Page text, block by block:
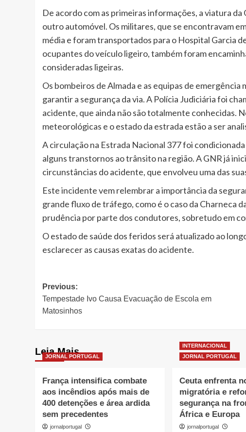
De acordo com as primeiras informações, a viatura
outro automóvel. Os militares, que se encontravam
média e foram transportados para o Hospital Garcia
ocupantes do veículo ligeiro, também foram
consideradas ligeiras.
Os bombeiros de Almada e as equipas de
garantir a segurança da via. A Polícia Judiciária foi
acidente, que ainda não são totalmente conhecidas.
meteorológicas e o estado da estrada estão a ser
A circulação na Estrada Nacional 377 foi
alguns transtornos ao trânsito na região. A GNR já
circunstâncias do acidente, que envolveu uma das
Este incidente vem relembrar a importância da
grande fluxo de tráfego, como é o caso da Charneca
prudência por parte dos condutores, sobretudo em
O estado de saúde dos feridos será atualizado ao
esclarecer as causas exatas do acidente.
Post
navigation
Previous:
Tempestade Ivo Causa Evacuação de Escola em
Matosinhos
Leia Mais
JORNAL PORTUGAL
França intensifica combate
aos incêndios após mais de
400 detenções e área ardida
sem precedentes
jornalportugal
INTERNACIONAL
JORNAL PORTUGAL
Ceuta enfrenta
migratória e
segurança na
África e Europa
jornalportugal